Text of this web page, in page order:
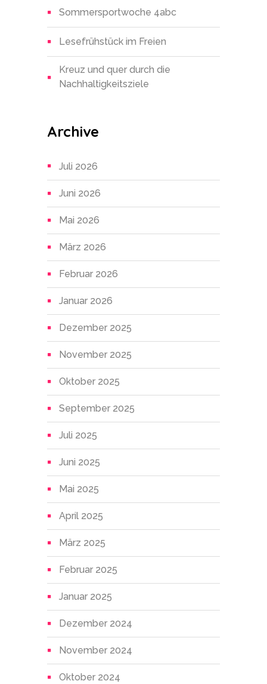
Sommersportwoche 4abc
Lesefrühstück im Freien
Kreuz und quer durch die
Nachhaltigkeitsziele
Archive
Juli 2026
Juni 2026
Mai 2026
März 2026
Februar 2026
Januar 2026
Dezember 2025
November 2025
Oktober 2025
September 2025
Juli 2025
Juni 2025
Mai 2025
April 2025
März 2025
Februar 2025
Januar 2025
Dezember 2024
November 2024
Oktober 2024